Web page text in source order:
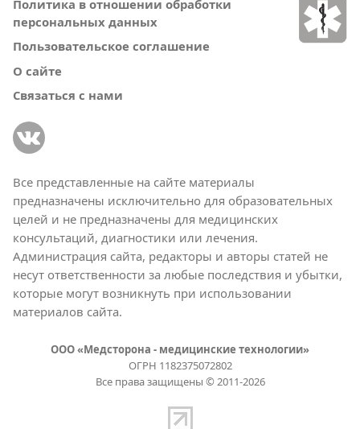
Политика в отношении обработки
персональных данных
Пользовательское соглашение
О сайте
Связаться с нами
Все представленные на сайте материалы
предназначены исключительно для образовательных
целей и не предназначены для медицинских
консультаций, диагностики или лечения.
Администрация сайта, редакторы и авторы статей не
несут ответственности за любые последствия и убытки,
которые могут возникнуть при использовании
материалов сайта.
ООО «Медсторона - медицинские технологии»
ОГРН 1182375072802
Все права защищены © 2011-2026